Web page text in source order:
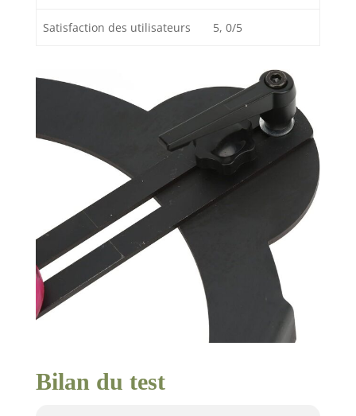
Satisfaction des utilisateurs 5, 0/5
Bilan du test